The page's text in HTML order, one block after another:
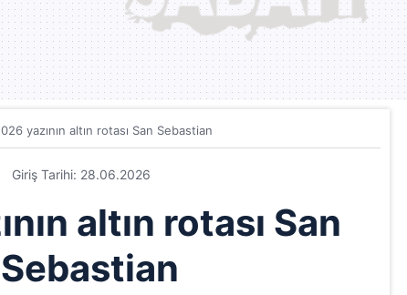
yazının altın rotası San Sebastian
Giriş Tarihi: 28.06.2026
altın rotası San
Sebastian